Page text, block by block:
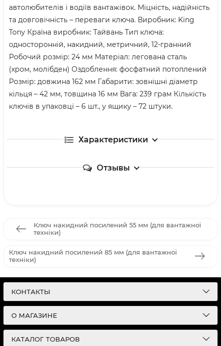
автолюбителів і водіїв вантажівок. Міцність, надійність
та довговічність – переваги ключа. Виробник: King
Tony Країна виробник: Тайвань Тип ключа:
односторонній, накидний, метричний, 12-гранний
Робочий розмір: 24 мм Матеріал: легована сталь
(хром, молібден) Оздоблення: фосфатний потоплений
Розмір: довжина 162 мм Габарити: зовнішні діаметр
кільця – 42 мм, товщина 16 мм Вага: 239 грам Кількість
ключів в упаковці – 6 шт., у ящику – 72 штуки.
Характеристики
Отзывы
Ключ накидний посилений 55 мм (для вантажної
техніки)
Ключ накидний посилений 85 мм (для вантажної
техніки)
КОНТАКТЫ
О МАГАЗИНЕ
КАТАЛОГ ТОВАРОВ